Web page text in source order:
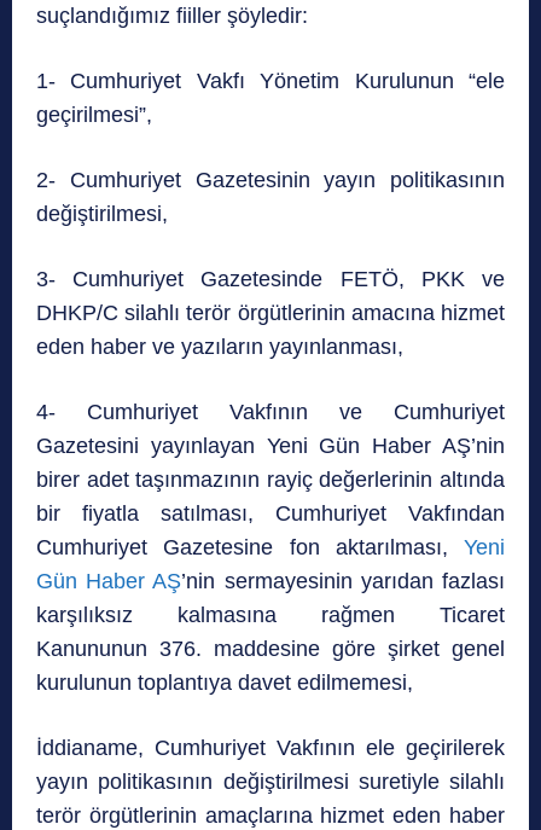
suçlandığımız fiiller şöyledir:
1- Cumhuriyet Vakfı Yönetim Kurulunun “ele
geçirilmesi”,
2- Cumhuriyet Gazetesinin yayın politikasının
değiştirilmesi,
3- Cumhuriyet Gazetesinde FETÖ, PKK ve
DHKP/C silahlı terör örgütlerinin amacına hizmet
eden haber ve yazıların yayınlanması,
4- Cumhuriyet Vakfının ve Cumhuriyet
Gazetesini yayınlayan Yeni Gün Haber AŞ’nin
birer adet taşınmazının rayiç değerlerinin altında
bir fiyatla satılması, Cumhuriyet Vakfından
Cumhuriyet Gazetesine fon aktarılması, Yeni
Gün Haber AŞ’nin sermayesinin yarıdan fazlası
karşılıksız kalmasına rağmen Ticaret
Kanununun 376. maddesine göre şirket genel
kurulunun toplantıya davet edilmemesi,
İddianame, Cumhuriyet Vakfının ele geçirilerek
yayın politikasının değiştirilmesi suretiyle silahlı
terör örgütlerinin amaçlarına hizmet eden haber